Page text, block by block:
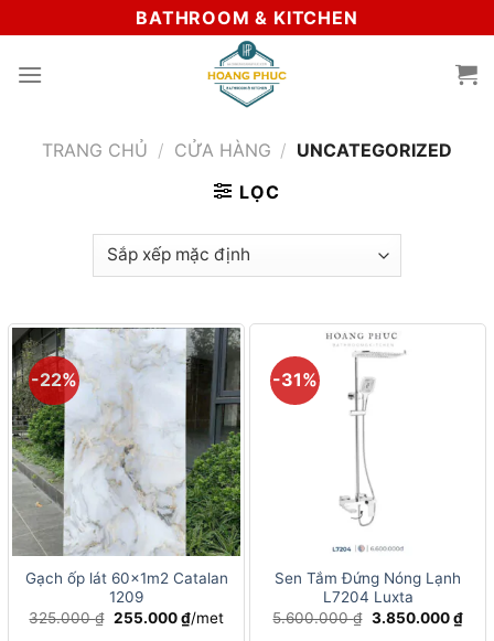
to
content
BATHROOM & KITCHEN
TRANG CHỦ / CỬA HÀNG / UNCATEGORIZED
LỌC
-22%
Gạch ốp lát 60x1m2 Catalan
1209
325.000₫ Giá
gốc
255.000₫Giá
hiện
/met
-31%
Sen Tắm Đứng Nóng Lạnh
L7204 Luxta
5.600.000₫ Giá
gốc
3.850.000₫Giá
hiện